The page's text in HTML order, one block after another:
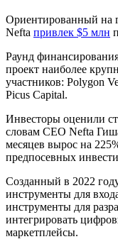
Ориентированный на
Nefta привлек $5 млн
Раунд
проект наиболее
участников: Polygon
Picus Capital.
Инвесторы оценили
словам CEO Nefta
месяцев вырос на
предпосевных
Созданный в 2022
инструменты для
инструменты для
интегрировать
маркетплейсы.